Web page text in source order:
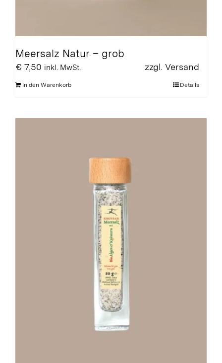
Meersalz Natur – grob
€ 7,50 inkl. MwSt. zzgl. Versand
In den Warenkorb Details